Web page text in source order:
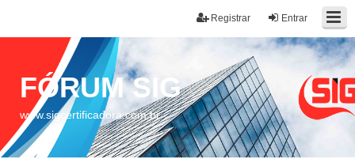
Entrar
Registrar
FÓRUM SIG
www.sigcertificadora.com.br